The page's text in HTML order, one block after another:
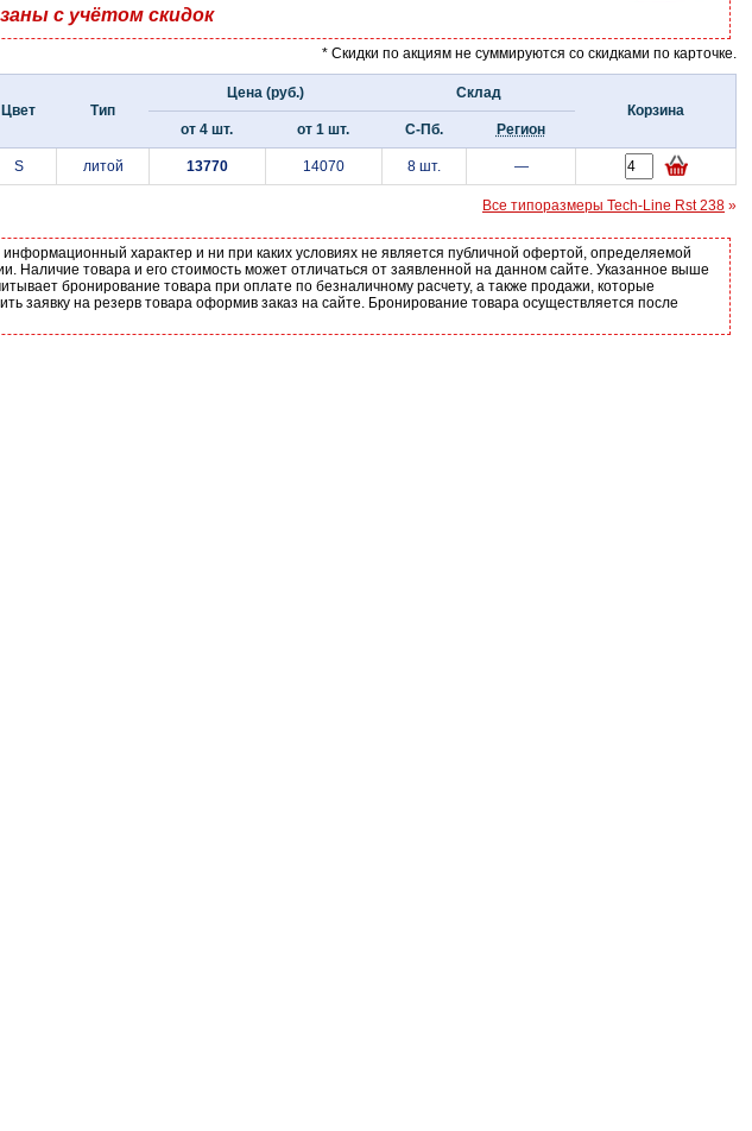
с учётом скидок
* Скидки по акциям не суммируются со скидками по карточке.
Цвет Тип
Цена (руб.)
Склад
Корзина
от 4 шт.
от 1 шт. С-Пб. Регион
S литой 13770 14070 8 шт. —
Все типоразмеры Tech-Line Rst 238 »
характер и ни при каких условиях не является публичной офертой, определяемой
Наличие товара и его стоимость может отличаться от заявленной на данном сайте. Указанное выше
бронирование товара при оплате по безналичному расчету, а также продажи, которые
заявку на резерв товара оформив заказ на сайте. Бронирование товара осуществляется после